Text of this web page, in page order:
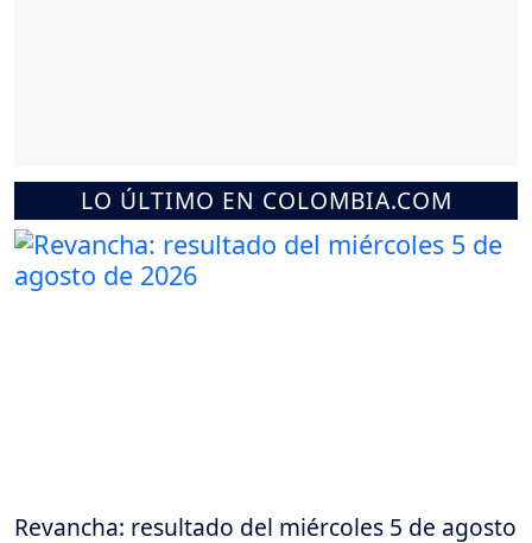
LO ÚLTIMO EN COLOMBIA.COM
Revancha: resultado del miércoles 5 de agosto